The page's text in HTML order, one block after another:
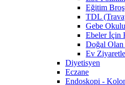
Eğitim
TDL
Gebe Okulu
Ebeler İçin
Doğal
Ev
Diyetisyen
Eczane
Endoskopi -